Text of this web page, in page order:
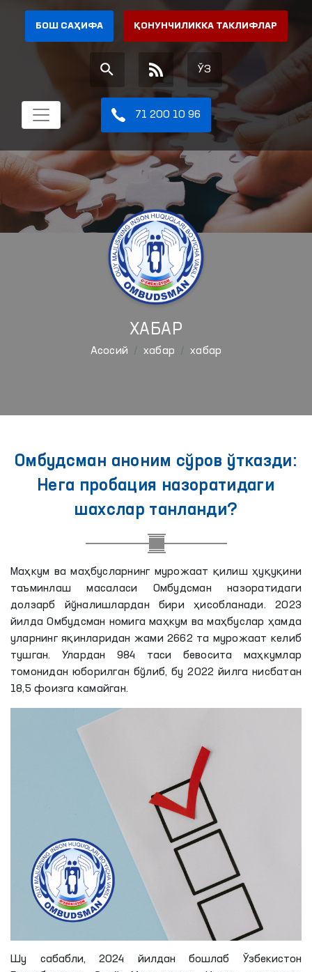
БОШ САҲИФА ҚОНУНЧИЛИККА ТАКЛИФЛАР
ЎЗ
71 200 10 96
ХАБАР
Aсосий хабар хабар
Омбудсман аноним сўров ўтказди:
Нега пробация назоратидаги
шахслар танланди?
Маҳкум ва маҳбусларнинг мурожаат қилиш ҳуқуқини
таъминлаш масаласи Омбудсман назоратидаги
долзарб йўналишлардан бири ҳисобланади. 2023
йилда Омбудсман номига маҳкум ва маҳбуслар ҳамда
уларнинг яқинларидан жами 2662 та мурожаат келиб
тушган. Улардан 984 таси бевосита маҳкумлар
томонидан юборилган бўлиб, бу 2022 йилга нисбатан
18,5 фоизга камайган.
Шу сабабли, 2024 йилдан бошлаб Ўзбекистон